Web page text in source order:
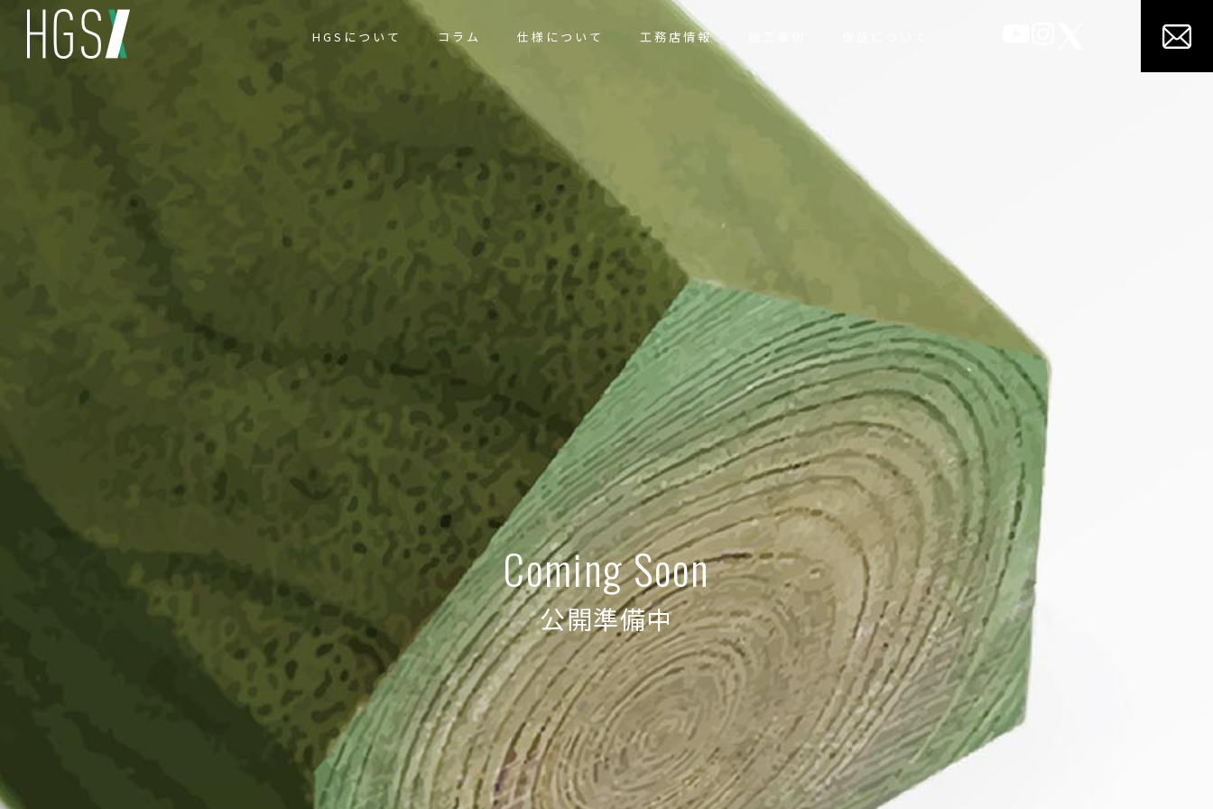
HGSについて コラム 仕様について 工務店情報
Coming Soon
公開準備中